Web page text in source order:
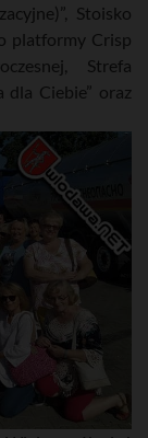
Stoisko
platformy Crisp
Strefa
dla Ciebie” oraz